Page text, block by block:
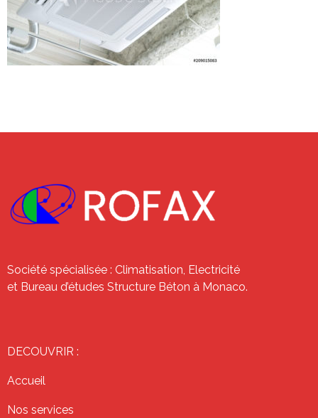
Société spécialisée : Climatisation, Electricité
et Bureau d’études Structure Béton à Monaco.
DECOUVRIR :
Accueil
Nos services